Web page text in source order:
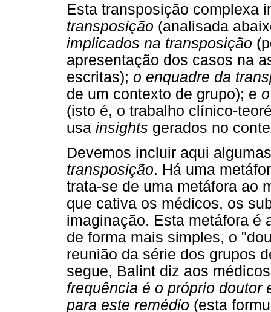
Esta transposição complexa
transposição (analisada
implicados na transposição
apresentação dos casos na
escritas); o enquadre da
de um contexto de grupo); e
(isto é, o trabalho clínico-
usa insights gerados no
Devemos incluir aqui
transposição. Há uma
trata-se de uma metáfora ao
que cativa os médicos, os
imaginação. Esta metáfora é
de forma mais simples, o
reunião da série dos grupos
segue, Balint diz aos
frequência é o próprio doutor
para este remédio (esta